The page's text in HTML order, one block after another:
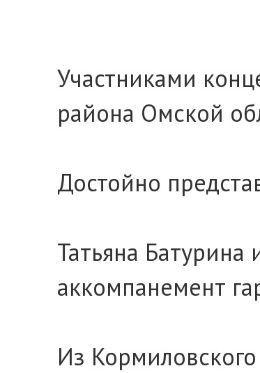
Участниками
района Омской
Достойно
Татьяна
аккомпанемент
Из